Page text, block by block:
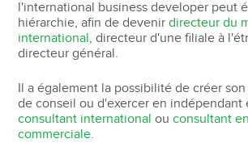
l'international business developer peut
hiérarchie, afin de devenirdirecteur du
international, directeur d'une filiale à
directeur général.
Il a également la possibilité de créer
de conseil ou d'exercer en indépendant
consultant international ouconsultant
commerciale.